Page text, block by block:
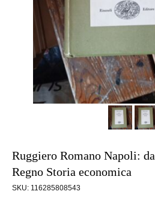
Ruggiero Romano Napoli:
Regno Storia economica
SKU: 116285808543